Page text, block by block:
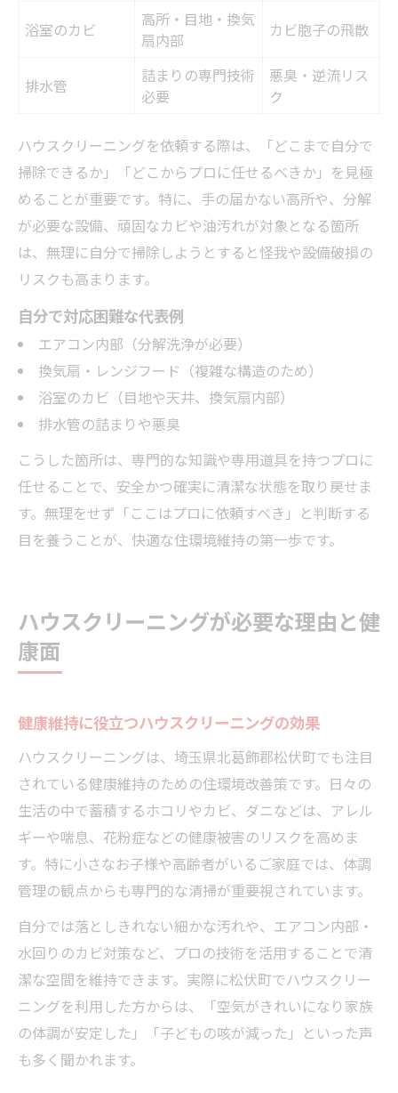
浴室のカビ
高所・目地・換気
扇内部
カビ胞子の飛散
排水管
詰まりの専門技術
必要
悪臭・逆流リス
ク
ハウスクリーニングを依頼する際は、「どこまで自分で
掃除できるか」「どこからプロに任せるべきか」を見極
めることが重要です。特に、手の届かない高所や、分解
が必要な設備、頑固なカビや油汚れが対象となる箇所
は、無理に自分で掃除しようとすると怪我や設備破損の
リスクも高まります。
自分で対応困難な代表例
エアコン内部（分解洗浄が必要）
換気扇・レンジフード（複雑な構造のため）
浴室のカビ（目地や天井、換気扇内部）
排水管の詰まりや悪臭
こうした箇所は、専門的な知識や専用道具を持つプロに
任せることで、安全かつ確実に清潔な状態を取り戻せま
す。無理をせず「ここはプロに依頼すべき」と判断する
目を養うことが、快適な住環境維持の第一歩です。
ハウスクリーニングが必要な理由と健
康面
健康維持に役立つハウスクリーニングの効果
ハウスクリーニングは、埼玉県北葛飾郡松伏町でも注目
されている健康維持のための住環境改善策です。日々の
生活の中で蓄積するホコリやカビ、ダニなどは、アレル
ギーや喘息、花粉症などの健康被害のリスクを高めま
す。特に小さなお子様や高齢者がいるご家庭では、体調
管理の観点からも専門的な清掃が重要視されています。
自分では落としきれない細かな汚れや、エアコン内部・
水回りのカビ対策など、プロの技術を活用することで清
潔な空間を維持できます。実際に松伏町でハウスクリー
ニングを利用した方からは、「空気がきれいになり家族
の体調が安定した」「子どもの咳が減った」といった声
も多く聞かれます。